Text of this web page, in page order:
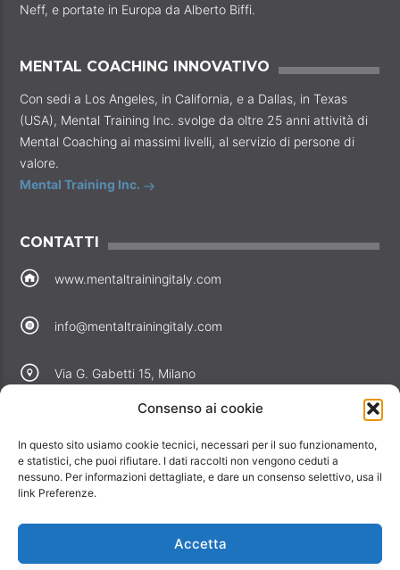
Consenso ai cookie
In questo sito usiamo cookie tecnici, necessari per il suo funzionamento,
e statistici, che puoi rifiutare. I dati raccolti non vengono ceduti a
nessuno. Per informazioni dettagliate, e dare un consenso selettivo, usa il
link Preferenze.
Accetta
Neff, e portate in Europa da Alberto Biffi.
MENTAL COACHING INNOVATIVO
Con sedi a Los Angeles, in California, e a Dallas, in Texas
(USA), Mental Training Inc. svolge da oltre 25 anni attività di
Mental Coaching ai massimi livelli, al servizio di persone di
valore.
Mental Training Inc.
CONTATTI
www.mentaltrainingitaly.com
info@mentaltrainingitaly.com
Via G. Gabetti 15, Milano
Perché noi
Offerte
Informativa privacy
Informativa cookie